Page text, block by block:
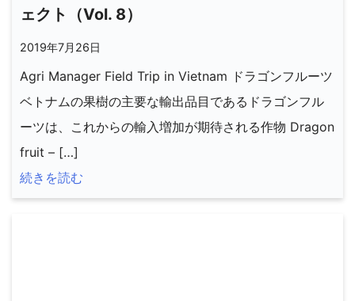
ェクト（Vol. 8）
2019年7月26日
Agri Manager Field Trip in Vietnam ドラゴンフルーツ
ベトナムの果樹の主要な輸出品目であるドラゴンフル
ーツは、これからの輸入増加が期待される作物 Dragon
fruit – […]
続きを読む